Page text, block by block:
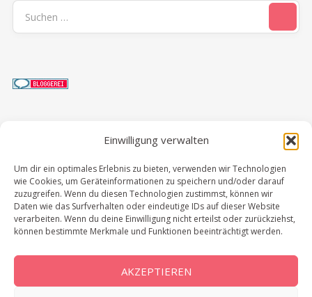
Einwilligung verwalten
Um dir ein optimales Erlebnis zu bieten, verwenden wir Technologien
wie Cookies, um Geräteinformationen zu speichern und/oder darauf
zuzugreifen. Wenn du diesen Technologien zustimmst, können wir
Daten wie das Surfverhalten oder eindeutige IDs auf dieser Website
verarbeiten. Wenn du deine Einwilligung nicht erteilst oder zurückziehst,
können bestimmte Merkmale und Funktionen beeinträchtigt werden.
AKZEPTIEREN
Suchen
nach:
Spitzbergen: Meine Reise in die Arktis
Bootstour auf Spitzbergen: Eisbären, Packeis &
Pyramiden
Spitzbergen: Bootstour zur russischen Siedlung